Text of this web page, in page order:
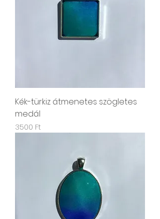
Kék-türkiz átmenetes szögletes
medál
Ár
3500 Ft